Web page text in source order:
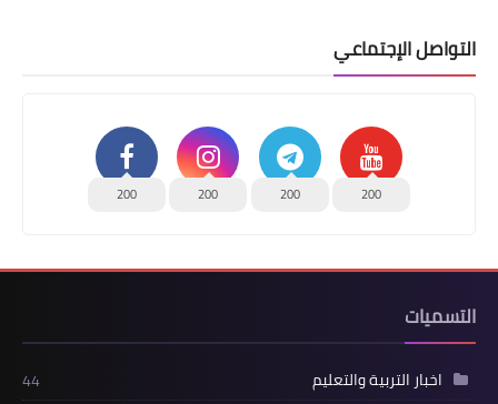
التواصل الإجتماعي
200
200
200
200
التسميات
اخبار التربية والتعليم
44